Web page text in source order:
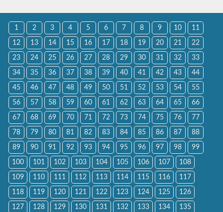
1 2 3 4 5 6 7 8 9 10 11
12 13 14 15 16 17 18 19 20 21 22
23 24 25 26 27 28 29 30 31 32 33
34 35 36 37 38 39 40 41 42 43 44
45 46 47 48 49 50 51 52 53 54 55
56 57 58 59 60 61 62 63 64 65 66
67 68 69 70 71 72 73 74 75 76 77
78 79 80 81 82 83 84 85 86 87 88
89 90 91 92 93 94 95 96 97 98 99
100 101 102 103 104 105 106 107 108
109 110 111 112 113 114 115 116 117
118 119 120 121 122 123 124 125 126
127 128 129 130 131 132 133 134 135